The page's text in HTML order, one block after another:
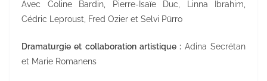
Avec Coline Bardin, Pierre-Isaïe Duc, Linna Ibrahim,
Cédric Leproust, Fred Ozier et Selvi Pürro
Dramaturgie et collaboration artistique : Adina Secrétan
et Marie Romanens